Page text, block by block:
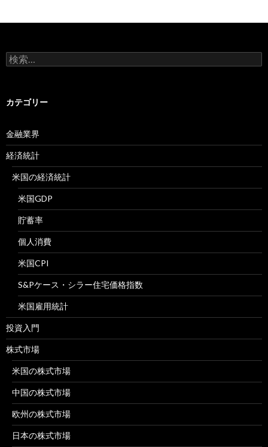
検
索:
カテゴリー
金融業界
経済統計
米国の経済統計
米国GDP
貯蓄率
個人消費
米国CPI
S&Pケース・シラー住宅価格指数
米国雇用統計
投資入門
株式市場
米国の株式市場
中国の株式市場
欧州の株式市場
日本の株式市場